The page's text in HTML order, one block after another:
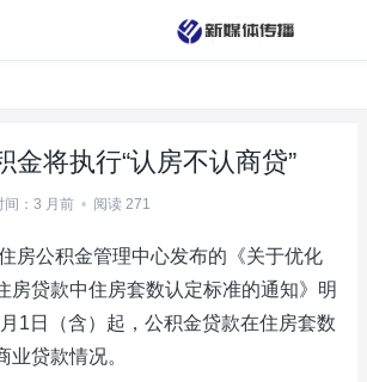
金将执行“认房不认商贷”
间：3 月前 • 阅读 271
房公积金管理中心发布的《关于优化
房贷款中住房套数认定标准的通知》明
1日（含）起，公积金贷款在住房套数
业贷款情况。